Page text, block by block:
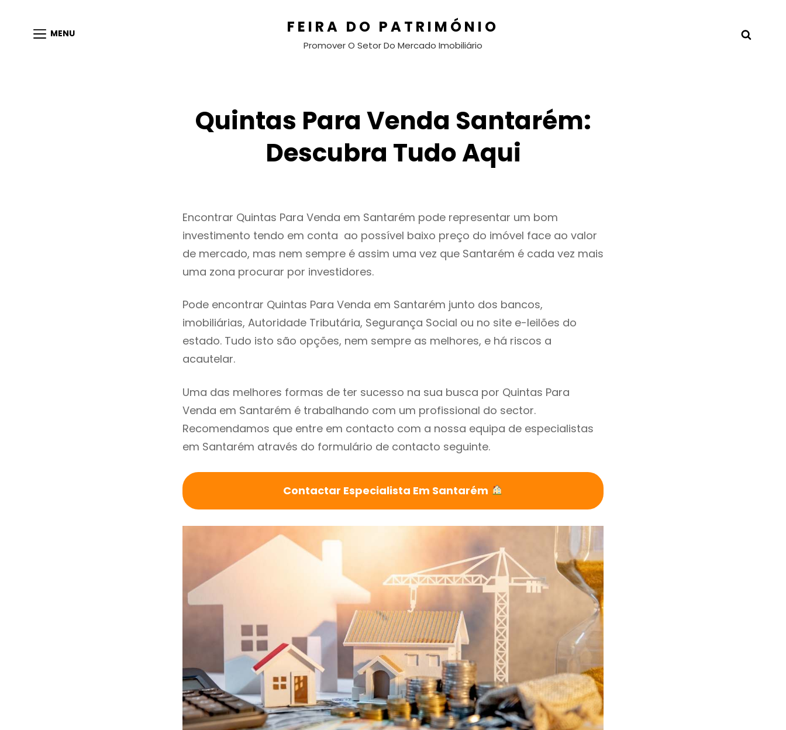
MENU FEIRA DO PATRIMÓNIO
Promover O Setor Do Mercado Imobiliário
Quintas Para Venda Santarém:
Descubra Tudo Aqui
Encontrar Quintas Para Venda em Santarém pode representar um bom
investimento tendo em conta ao possível baixo preço do imóvel face ao valor
de mercado, mas nem sempre é assim uma vez que Santarém é cada vez mais
uma zona procurar por investidores.
Pode encontrar Quintas Para Venda em Santarém junto dos bancos,
imobiliárias, Autoridade Tributária, Segurança Social ou no site e-leilões do
estado. Tudo isto são opções, nem sempre as melhores, e há riscos a
acautelar.
Uma das melhores formas de ter sucesso na sua busca por Quintas Para
Venda em Santarém é trabalhando com um profissional do sector.
Recomendamos que entre em contacto com a nossa equipa de especialistas
em Santarém através do formulário de contacto seguinte.
Contactar Especialista Em Santarém